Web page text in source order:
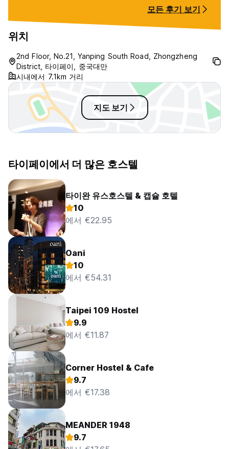
청 조용해서 게스
있는 프로그램이
추천드리고, 타이
또 묵고싶습니다.
모든 후기 보기
위치
2nd Floor, No.21, Yanping South Road, Zhongzheng
District, 타이페이, 중국대만
시내에서 7.1km 거리
지도 보기
타이페이에서 더 많은 호스텔
타이완 유스호스텔 & 캡슐 호텔
10
에서 €22.95
Oani
10
에서 €54.31
Taipei 109 Hostel
9.9
에서 €11.87
Corner Hostel & Cafe
9.7
에서 €17.38
MEANDER 1948
9.7